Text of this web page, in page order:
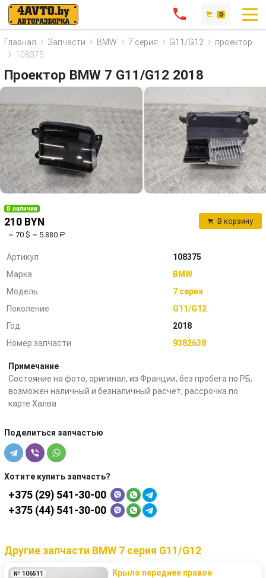
0
Главная Запчасти BMW 7 серия G11/G12
проектор
108375
Проектор BMW 7 G11/G12 2018
В наличии
210 BYN
~ 70 $ ~ 5 880 ₽
В корзину
Артикул
108375
Марка
BMW
Модель
7 серия
Поколение
G11/G12
Год
2018
Номер запчасти
9382638
Примечание
Состояние на фото, оригинал, из Франции, без пробега по РБ,
возможен наличный и безналичный расчёт, рассрочка по
карте Халва
Поделиться запчастью
Хотите купить запчасть?
+375 (29) 541-30-00
+375 (44) 541-30-00
Другие запчасти BMW 7 серия G11/G12
№ 106511
Крыло переднее правое